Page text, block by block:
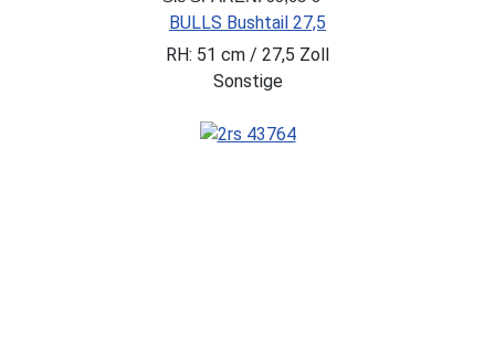
BULLS Bushtail 27,5
RH: 51 cm / 27,5 Zoll
Sonstige